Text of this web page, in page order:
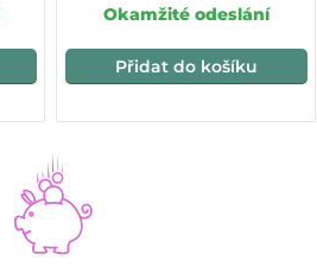
Okamžité odeslání
Přidat do košíku